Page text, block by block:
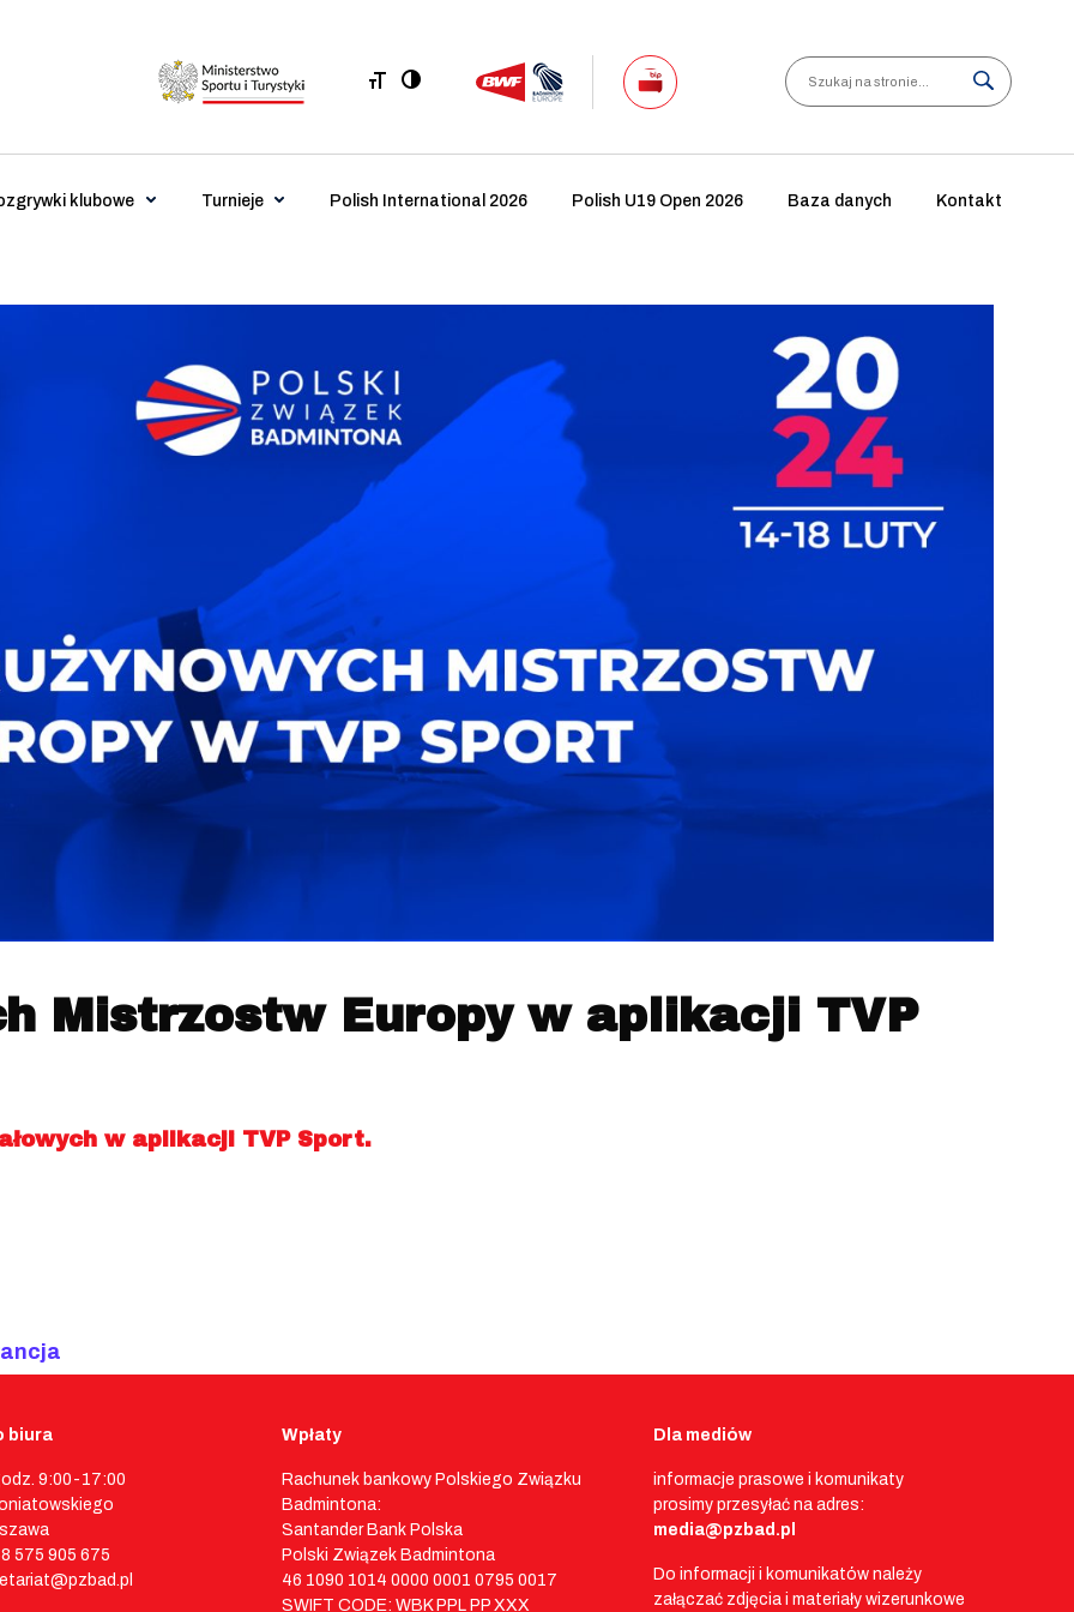
Search
klubowe Turnieje Polish International 2026 Polish U19 Open 2026 Baza danych Kontakt
Mistrzostw Europy w aplikacji TVP
w aplikacji TVP Sport.
biura
9:00-17:00
575 905 675
Wpłaty
Rachunek bankowy Polskiego Związku
Badmintona:
Santander Bank Polska
Polski Związek Badmintona
46 1090 1014 0000 0001 0795 0017
SWIFT CODE: WBK PPL PP XXX
Dla mediów
informacje prasowe i komunikaty
prosimy przesyłać na adres:
media@pzbad.pl
Do informacji i komunikatów należy
załączać zdjęcia i materiały wizerunkowe